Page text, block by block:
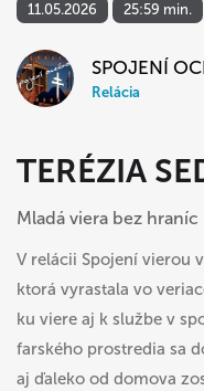
11.05.2026 25:59 min.
SPOJENÍ
Relácia
TERÉZIA
Mladá viera bez hraníc
V relácii Spojení vierou
ktorá vyrastala vo
ku viere aj k službe v
farského prostredia sa
aj ďaleko od domova